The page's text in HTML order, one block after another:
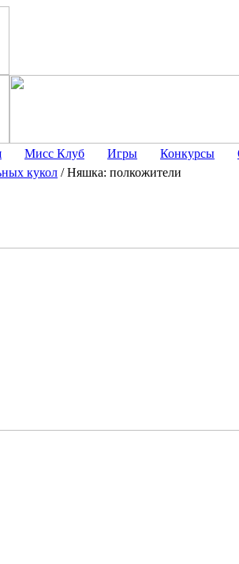
Мисс Клуб Игры Конкурсы
кукол /Няшка: полкожители